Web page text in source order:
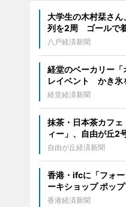
大学生の木村栞さ
列を2周 ゴールで
八戸経済新聞
経堂のベーカリー
レイベント かき氷
経堂経済新聞
抹茶・日本茶カフ
ィー」、自由が丘
自由が丘経済新聞
香港・ifcに「フォ
ーキショップ ポッ
香港経済新聞